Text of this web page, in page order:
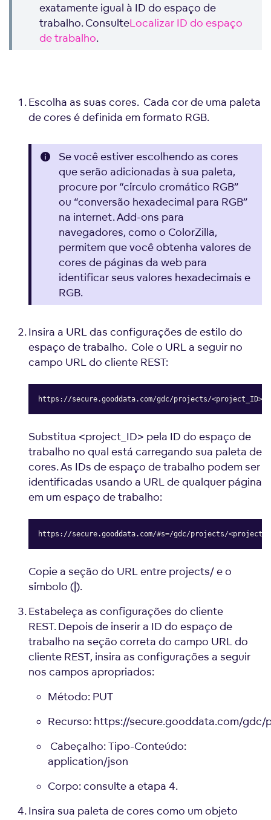
exatamente igual à ID do espaço de
trabalho. ConsulteLocalizar ID do espaço
de trabalho.
Escolha as suas cores. Cada cor de uma paleta
de cores é definida em formato RGB.
Se você estiver escolhendo as cores
que serão adicionadas à sua paleta,
procure por “círculo cromático RGB”
ou “conversão hexadecimal para RGB”
na internet. Add-ons para
navegadores, como o ColorZilla,
permitem que você obtenha valores de
cores de páginas da web para
identificar seus valores hexadecimais e
RGB.
Insira a URL das configurações de estilo do
espaço de trabalho. Cole o URL a seguir no
campo URL do cliente REST:
https://secure.gooddata.com/gdc/projects/ Copy
Substitua <project_ID> pela ID do espaço de
trabalho no qual está carregando sua paleta de
cores. As IDs de espaço de trabalho podem ser
identificadas usando a URL de qualquer página
em um espaço de trabalho:
https://secure.gooddata.com/#s=/gdc/projects/Copy
Copie a seção do URL entre projects/ e o
símbolo (|).
Estabeleça as configurações do cliente
REST. Depois de inserir a ID do espaço de
trabalho na seção correta do campo URL do
cliente REST, insira as configurações a seguir
nos campos apropriados:
Método: PUT
Recurso: https://secure.gooddata.com/
Cabeçalho: Tipo-Conteúdo:
application/json
Corpo: consulte a etapa 4.
Insira sua paleta de cores como um objeto